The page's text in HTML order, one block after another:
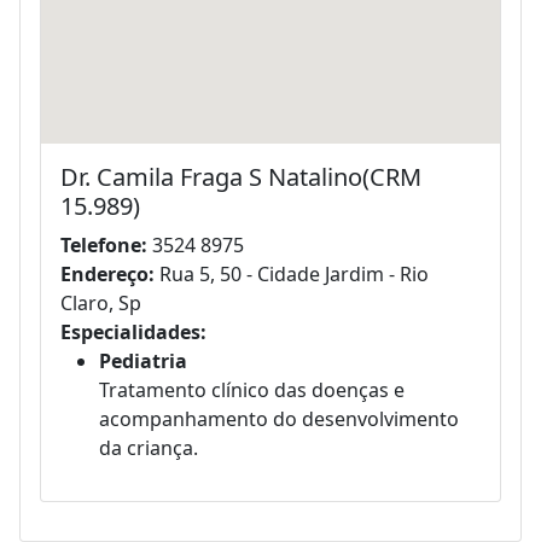
Dr. Camila Fraga S Natalino(CRM
15.989)
Telefone: 3524 8975
Endereço: Rua 5, 50 - Cidade Jardim - Rio
Claro, Sp
Especialidades:
Pediatria
Tratamento clínico das doenças e
acompanhamento do desenvolvimento
da criança.